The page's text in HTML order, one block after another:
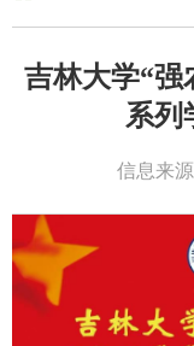
吉林大学“强
系列
信息来源